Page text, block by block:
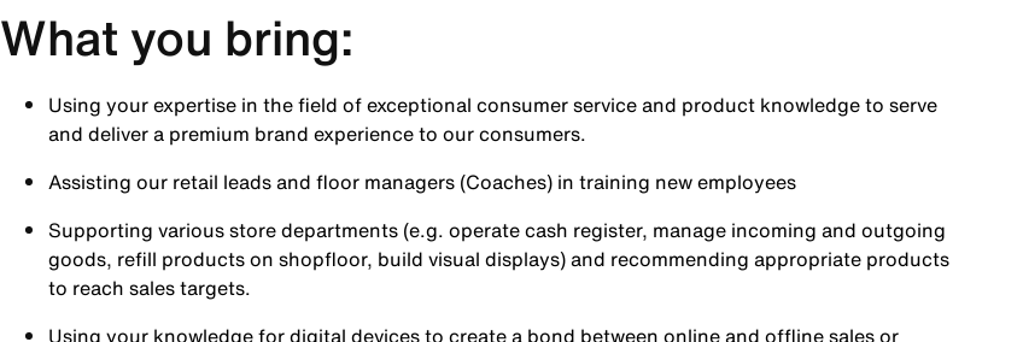
What you bring:
Using your expertise in the field of exceptional consumer service and product knowledge to serve
and deliver a premium brand experience to our consumers.
Assisting our retail leads and floor managers (Coaches) in training new employees
Supporting various store departments (e.g. operate cash register, manage incoming and outgoing
goods, refill products on shopfloor, build visual displays) and recommending appropriate products
to reach sales targets.
Using your knowledge for digital devices to create a bond between online and offline sales or